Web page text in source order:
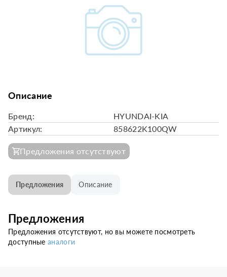
Описание
Бренд:
HYUNDAI-KIA
Артикул:
858622K100QW
Предложения отсутствуют
Предложения Описание
Предложения
Предложения отсутствуют, но вы можете посмотреть
доступныеаналоги